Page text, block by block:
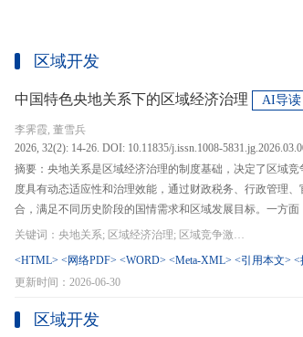
区域开发
中国特色央地关系下的区域经济治理 AI导读
李霁霞, 董雪兵
2026, 32(2): 14-26. DOI: 10.11835/j.issn.1008-
摘要：央地关系是区域经济治理的制度基础，决定了区域
度具有动态适应性和治理效能，通过财政税务、行政管理
合，满足不同历史阶段的国情需求和区域发展目标。一方
制，引导区域竞争策略转变，包括竞争标的从“为增长而竞
生”转向“基本公共服务均等化”，发展模式从“地方保护”转
提升区域经济治理效率。另一方面，中央通过对口支援、
域竞争激励的同时，降低区域合作成本，提高区域合作收
等跨区域合作模式，实现国家治理和区域治理效率的统一
的背景下，区域经济治理面临新形势与新挑战。未来区域
关键词：央地关系; 区域经济治理; 区域竞争激励; 跨区域合作
<HTML> <网络PDF> <WORD> <Meta-XML> <引用本文> <
更新时间：2026-06-30
区域开发